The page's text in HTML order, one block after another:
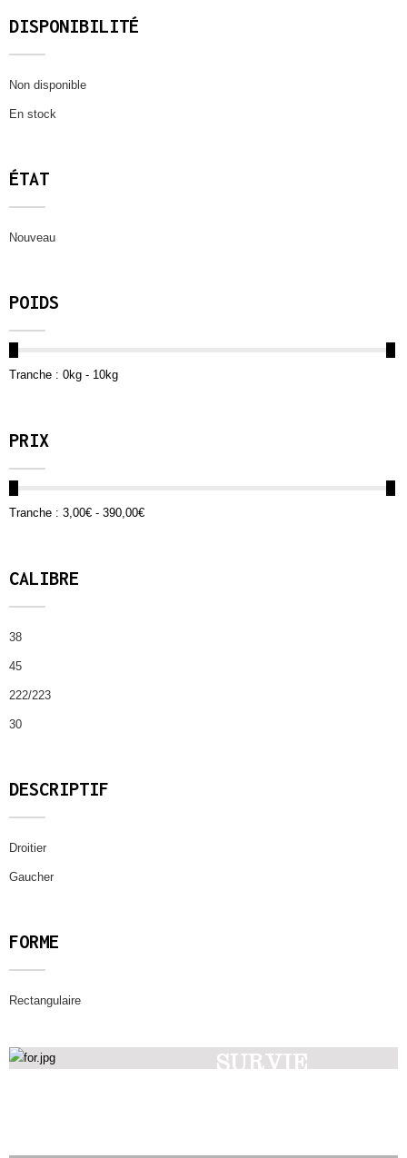
DISPONIBILITÉ
Non disponible
En stock
ÉTAT
Nouveau
POIDS
Tranche : 0kg - 10kg
PRIX
Tranche : 3,00€ - 390,00€
CALIBRE
38
45
222/223
30
DESCRIPTIF
Droitier
Gaucher
FORME
Rectangulaire
SURVIE